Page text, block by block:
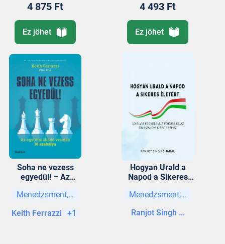
4 875 Ft
Ez jöhet
4 493 Ft
Ez jöhet
Soha ne vezess
egyedül! – Az
vezetés 10
Menedzsment, vezetési stratégiák
Keith Ferrazzi
+1
Hogyan Urald a
Napod a Sikeres
Menedzsment, vezetési
Ranjot Singh Chahal